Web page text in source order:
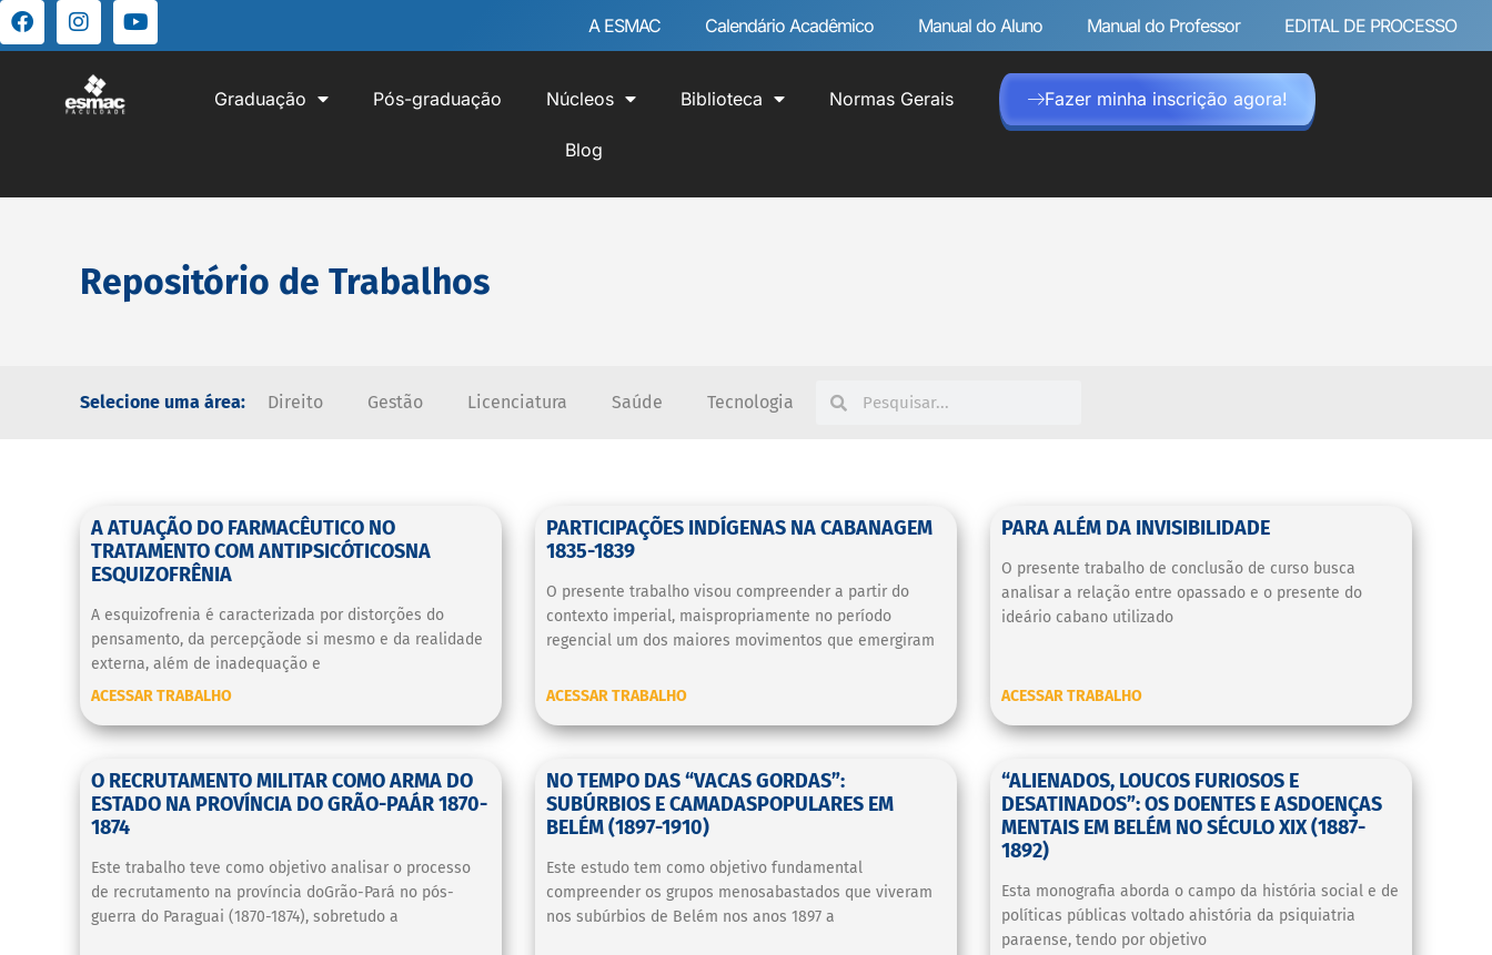
A ESMAC Calendário Acadêmico Manual do Aluno Manual do Professor EDITAL DE PROCESSO
Graduação Pós-graduação Núcleos Biblioteca Normas Gerais
Blog
Fazer minha inscrição agora!
Repositório de Trabalhos
Selecione uma área: Direito Gestão Licenciatura Saúde Tecnologia
A ATUAÇÃO DO FARMACÊUTICO NO
TRATAMENTO COM ANTIPSICÓTICOSNA
ESQUIZOFRÊNIA
A esquizofrenia é caracterizada por distorções do
pensamento, da percepçãode si mesmo e da realidade
externa, além de inadequação e
ACESSAR TRABALHO
PARTICIPAÇÕES INDÍGENAS NA CABANAGEM
1835-1839
O presente trabalho visou compreender a partir do
contexto imperial, maispropriamente no período
regencial um dos maiores movimentos que emergiram
ACESSAR TRABALHO
PARA ALÉM DA INVISIBILIDADE
O presente trabalho de conclusão de curso busca
analisar a relação entre opassado e o presente do
ideário cabano utilizado
ACESSAR TRABALHO
O RECRUTAMENTO MILITAR COMO ARMA DO
ESTADO NA PROVÍNCIA DO GRÃO-PAÁR 1870-
1874
Este trabalho teve como objetivo analisar o processo
de recrutamento na província doGrão-Pará no pós-
guerra do Paraguai (1870-1874), sobretudo a
NO TEMPO DAS “VACAS GORDAS”:
SUBÚRBIOS E CAMADASPOPULARES EM
BELÉM (1897-1910)
Este estudo tem como objetivo fundamental
compreender os grupos menosabastados que viveram
nos subúrbios de Belém nos anos 1897 a
“ALIENADOS, LOUCOS FURIOSOS E
DESATINADOS”: OS DOENTES E ASDOENÇAS
MENTAIS EM BELÉM NO SÉCULO XIX (1887-
1892)
Esta monografia aborda o campo da história social e de
políticas públicas voltado ahistória da psiquiatria
paraense, tendo por objetivo